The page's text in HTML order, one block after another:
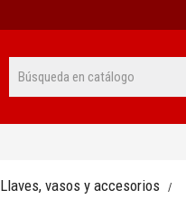
Llaves, vasos y accesorios